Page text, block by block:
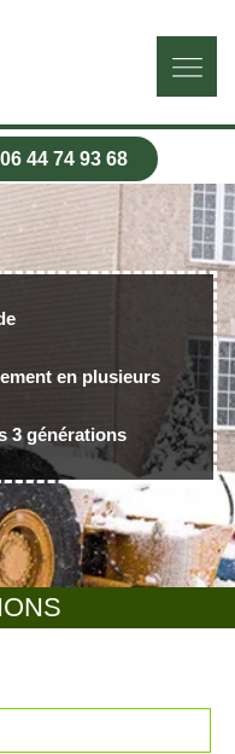
06 44 74 93 68
en plusieurs
3 générations